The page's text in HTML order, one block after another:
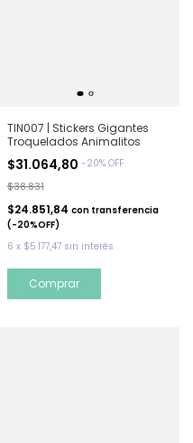
TIN007 | Stickers Gigantes
Troquelados Animalitos
$31.064,80 -20% OFF
$38.831
$24.851,84 con transferencia
(-20%OFF)
6 x $5.177,47 sin interés